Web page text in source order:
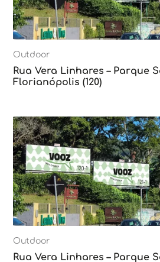
Outdoor
Rua Vera Linhares – Parque
Florianópolis (120)
Outdoor
Rua Vera Linhares – Parque